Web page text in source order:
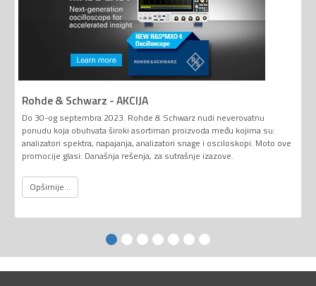
Rohde & Schwarz - AKCIJA
Do 30-og septembra 2023. Rohde & Schwarz nudi neverovatnu
ponudu koja obuhvata široki asortiman proizvoda među kojima su:
analizatori spektra, napajanja, analizatori snage i osciloskopi. Moto ove
promocije glasi: Današnja rešenja, za sutrašnje izazove.
Opširnije...